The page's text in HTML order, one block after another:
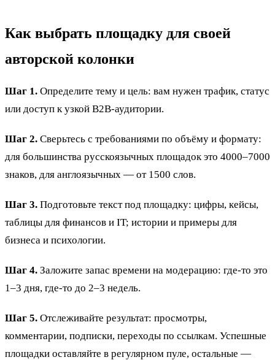
Как выбрать площадку для своей
авторской колонки
Шаг 1. Определите тему и цель: вам нужен трафик, статус
или доступ к узкой B2B-аудитории.
Шаг 2. Сверьтесь с требованиями по объёму и формату:
для большинства русскоязычных площадок это 4000–7000
знаков, для англоязычных — от 1500 слов.
Шаг 3. Подготовьте текст под площадку: цифры, кейсы,
таблицы для финансов и IT; истории и примеры для
бизнеса и психологии.
Шаг 4. Заложите запас времени на модерацию: где-то это
1–3 дня, где-то до 2–3 недель.
Шаг 5. Отслеживайте результат: просмотры,
комментарии, подписки, переходы по ссылкам. Успешные
площадки оставляйте в регулярном пуле, остальные —